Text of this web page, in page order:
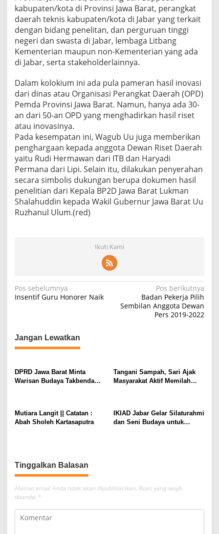
kabupaten/kota di Provinsi Jawa Barat, perangkat
daerah teknis kabupaten/kota di Jabar yang terkait
dengan bidang penelitan, dan perguruan tinggi
negeri dan swasta di Jabar, lembaga Litbang
Kementerian maupun non-Kementerian yang ada
di Jabar, serta stakeholderlainnya.
Dalam kolokium ini ada pula pameran hasil inovasi
dari dinas atau Organisasi Perangkat Daerah (OPD)
Pemda Provinsi Jawa Barat. Namun, hanya ada 30-
an dari 50-an OPD yang menghadirkan hasil riset
atau inovasinya.
Pada kesempatan ini, Wagub Uu juga memberikan
penghargaan kepada anggota Dewan Riset Daerah
yaitu Rudi Hermawan dari ITB dan Haryadi
Permana dari Lipi. Selain itu, dilakukan penyerahan
secara simbolis dukungan berupa dokumen hasil
penelitian dari Kepala BP2D Jawa Barat Lukman
Shalahuddin kepada Wakil Gubernur Jawa Barat Uu
Ruzhanul Ulum.(red)
Ikuti Kami
N
a
i
g
s
i
o
s
Pos sebelumnya
Insentif Guru Honorer Naik
Pos berikutnya
Badan Pekerja Pilih
Sembilan Anggota Dewan
Pers 2019-2022
Jangan Lewatkan
DPRD Jawa Barat Minta
Warisan Budaya Takbenda
Tangani Sampah, Sari Ajak
Masyarakat Aktif Memilah
Mutiara Langit || Catatan :
Abah Sholeh Kartasaputra
IKIAD Jabar Gelar Silaturahmi
dan Seni Budaya untuk
Tinggalkan Balasan
Alamat email Anda tidak akan dipublikasikan. Ruas yang wajib
ditandai *